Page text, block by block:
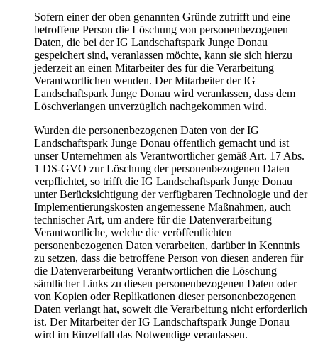
Sofern einer der oben genannten Gründe zutrifft und eine
betroffene Person die Löschung von personenbezogenen
Daten, die bei der IG Landschaftspark Junge Donau
gespeichert sind, veranlassen möchte, kann sie sich hierzu
jederzeit an einen Mitarbeiter des für die Verarbeitung
Verantwortlichen wenden. Der Mitarbeiter der IG
Landschaftspark Junge Donau wird veranlassen, dass dem
Löschverlangen unverzüglich nachgekommen wird.
Wurden die personenbezogenen Daten von der IG
Landschaftspark Junge Donau öffentlich gemacht und ist
unser Unternehmen als Verantwortlicher gemäß Art. 17 Abs.
1 DS-GVO zur Löschung der personenbezogenen Daten
verpflichtet, so trifft die IG Landschaftspark Junge Donau
unter Berücksichtigung der verfügbaren Technologie und der
Implementierungskosten angemessene Maßnahmen, auch
technischer Art, um andere für die Datenverarbeitung
Verantwortliche, welche die veröffentlichten
personenbezogenen Daten verarbeiten, darüber in Kenntnis
zu setzen, dass die betroffene Person von diesen anderen für
die Datenverarbeitung Verantwortlichen die Löschung
sämtlicher Links zu diesen personenbezogenen Daten oder
von Kopien oder Replikationen dieser personenbezogenen
Daten verlangt hat, soweit die Verarbeitung nicht erforderlich
ist. Der Mitarbeiter der IG Landschaftspark Junge Donau
wird im Einzelfall das Notwendige veranlassen.